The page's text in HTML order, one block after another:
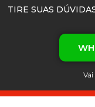
TIRE SUAS